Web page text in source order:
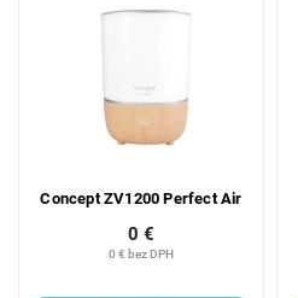
Concept ZV1200 Perfect Air
0 € bez DPH
0 €